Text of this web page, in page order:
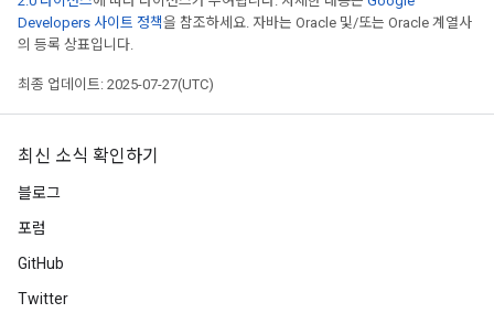
Developers 사이트 정책을 참조하세요. 자바는 Oracle 및/또는 Oracle 계열사
의 등록 상표입니다.
최종 업데이트: 2025-07-27(UTC)
최신 소식 확인하기
블로그
포럼
GitHub
Twitter